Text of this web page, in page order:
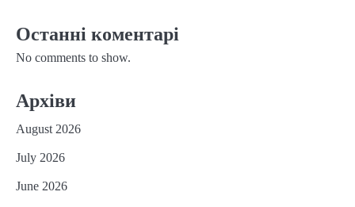
Останні коментарі
No comments to show.
Архіви
August 2026
July 2026
June 2026